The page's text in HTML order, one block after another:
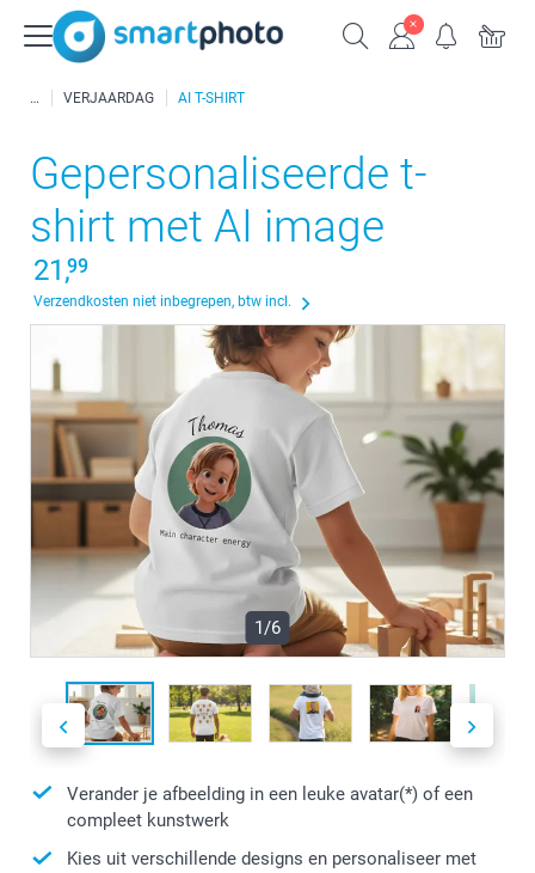
VERJAARDAG AI T-SHIRT
Gepersonaliseerde t-
shirt met AI image
21,99
Verzendkosten niet inbegrepen, btw incl.
1/6
Verander je afbeelding in een leuke avatar(*) of een
compleet kunstwerk
Kies uit verschillende designs en personaliseer met